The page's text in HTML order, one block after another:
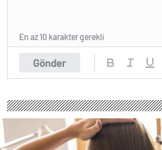
Gönder
En az 10 karakter gerekli